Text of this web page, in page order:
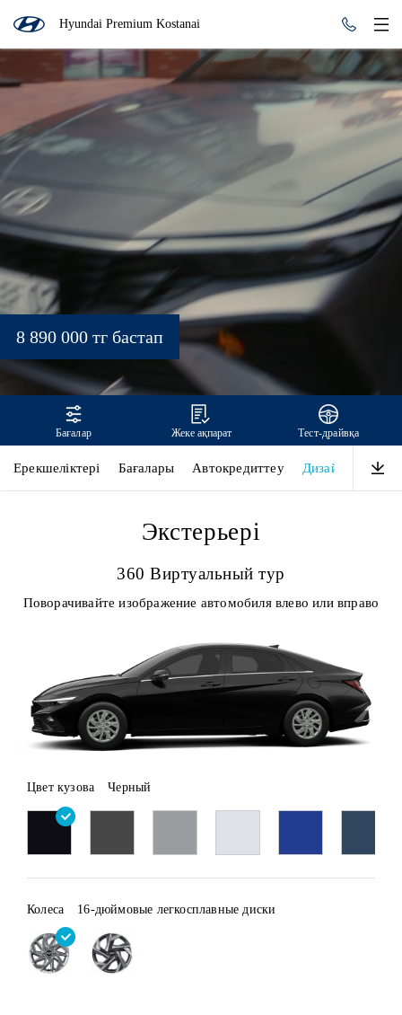
Hyundai Premium Kostanai
ELANTRA
8 890 000 тг бастап
Бағалар Жеке ақпарат Тест-драйвқа
Ерекшеліктері Бағалары Автокредиттеу Дизайны
Экстерьері
360 Виртуальный тур
Поворачивайте изображение автомобиля влево или вправо
Цвет кузова Черный
Колеса 16-дюймовые легкосплавные диски